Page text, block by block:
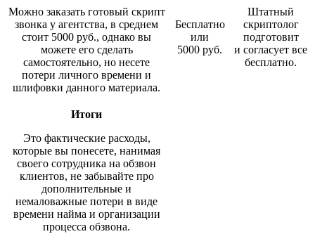
Можно заказать готовый скрипт
звонка у агентства, в среднем
стоит 5000 руб., однако вы
можете его сделать
самостоятельно, но несете
потери личного времени и
шлифовки данного материала.
Бесплатно
или
5000 руб.
Штатный
скриптолог
подготовит
и согласует все
бесплатно.
Итоги
Это фактические расходы,
которые вы понесете, нанимая
своего сотрудника на обзвон
клиентов, не забывайте про
дополнительные и
немаловажные потери в виде
времени найма и организации
процесса обзвона.